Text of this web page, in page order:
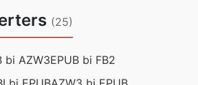
(25)
bi AZW3EPUB bi FB2